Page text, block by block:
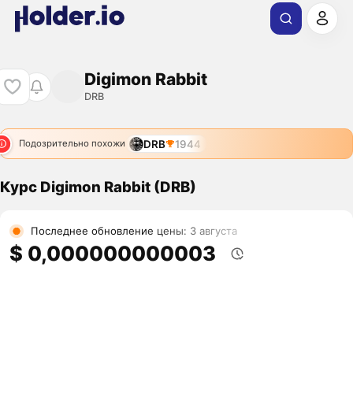
Digimon Rabbit
DRB
Подозрительно похожи DRB 1944
Курс Digimon Rabbit (DRB)
Последнее обновление цены: 3 августа
$ 0,000000000003